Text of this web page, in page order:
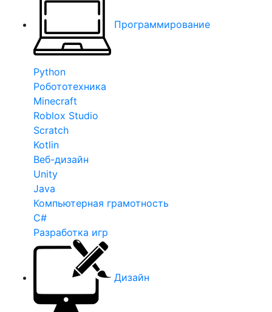
Программирование
Python
Робототехника
Minecraft
Roblox Studio
Scratch
Kotlin
Веб-дизайн
Unity
Java
Компьютерная грамотность
C#
Разработка игр
Дизайн